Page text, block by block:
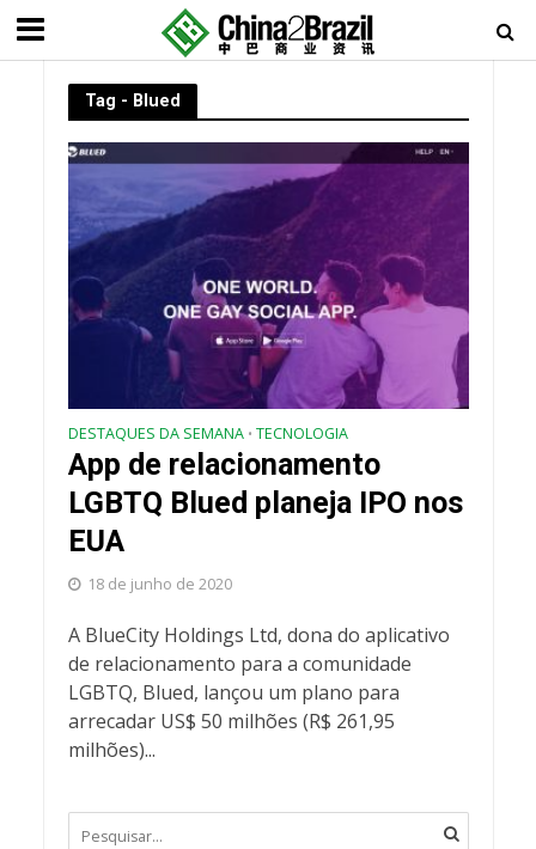
Tag - Blued
DESTAQUES DA SEMANA • TECNOLOGIA
App de relacionamento
LGBTQ Blued planeja IPO nos
EUA
18 de junho de 2020
A BlueCity Holdings Ltd, dona do aplicativo
de relacionamento para a comunidade
LGBTQ, Blued, lançou um plano para
arrecadar US$ 50 milhões (R$ 261,95
milhões)...